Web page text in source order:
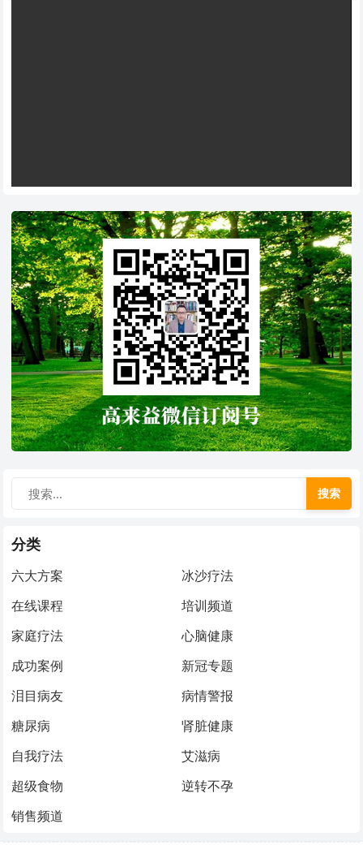
搜索
分类
六大方案
冰沙疗法
在线课程
培训频道
家庭疗法
心脑健康
成功案例
新冠专题
泪目病友
病情警报
糖尿病
肾脏健康
自我疗法
艾滋病
超级食物
逆转不孕
销售频道